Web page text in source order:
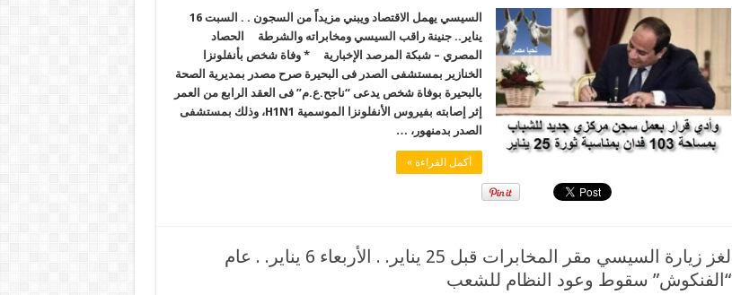
السيسي يهمل الاقتصاد ويبني مزيداً من السجون . . السبت 16
يناير.. جنينة راقب السيسي ومخابراته والشرطة الحصاد
المصري – شبكة المرصد الإخبارية * وفاة شخص بأنفلونزا
الخنازير بمستشفى الصدر فى البحيرة صرح مصدر بمديرية الصحة
بالبحيرة بوفاة شخص يدعى “ناجح.ع.م” فى العقد الرابع من العمر
إثر إصابته بفيروس الأنفلونزا الموسمية H1N1، وذلك بمستشفى
الصدر بدمنهور، …
أكمل القراءة »
لغز زيارة السيسي مقر المخابرات قبل 25 يناير. . الأربعاء 6 يناير. . عام
“الفنكوش” سقوط وعود النظام للشعب